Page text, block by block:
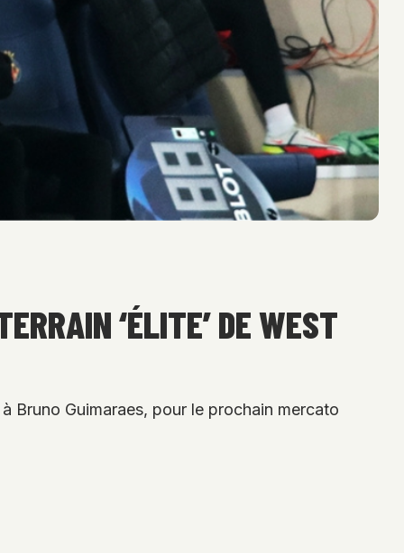
‘ÉLITE’ DE WEST
Bruno Guimaraes, pour le prochain mercato